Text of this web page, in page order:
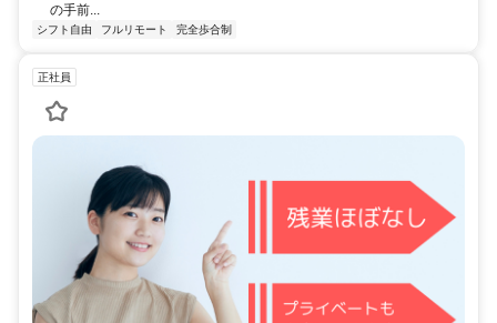
の手前...
シフト自由 フルリモート 完全歩合制
正社員